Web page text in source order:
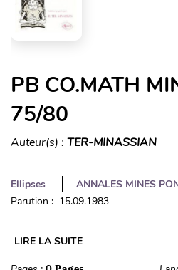
PB CO.MATH
75/80
Auteur(s) : TER-MINASSIAN
Ellipses
ANNALES MINES
Parution : 15.09.1983
LIRE LA SUITE